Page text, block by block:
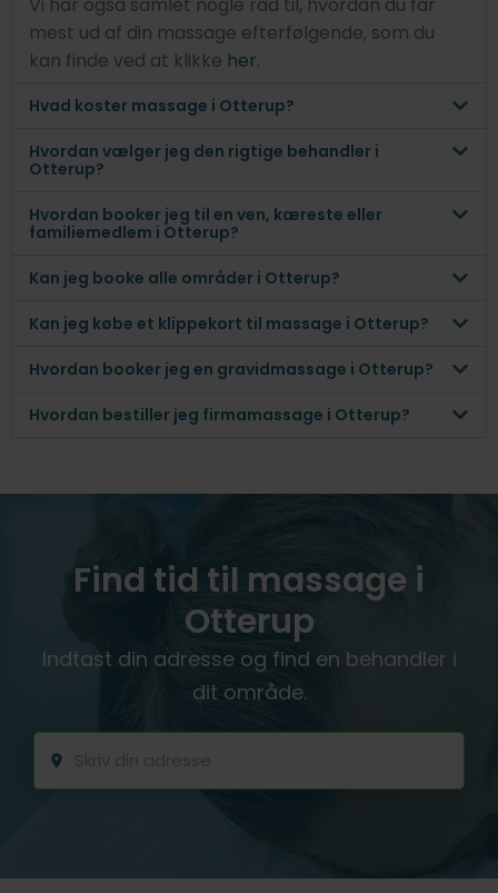
mest ud af din massage efterfølgende, som du
kan finde ved at klikke her.
Hvad koster massage i Otterup?
Hvordan vælger jeg den rigtige behandler i
Otterup?
Hvordan booker jeg til en ven, kæreste eller
familiemedlem i Otterup?
Kan jeg booke alle områder i Otterup?
Kan jeg købe et klippekort til massage i Otterup?
Hvordan booker jeg en gravidmassage i Otterup?
Hvordan bestiller jeg firmamassage i Otterup?
Find tid til massage i
Otterup
Indtast din adresse og find en behandler i
dit område.